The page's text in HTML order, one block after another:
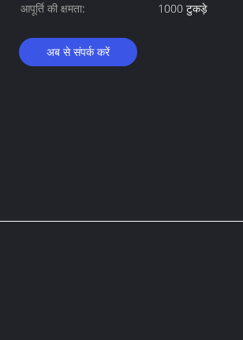
आपूर्ति की क्षमता:
1000 टुकड़े
अब से संपर्क करें